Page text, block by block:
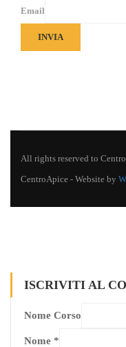
Email
INVIA
All rights reserved to
CentroApice - Website by
ISCRIVITI AL
Nome Corso
Nome *